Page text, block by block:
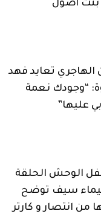
بنت أصول"
تعايد فهد
“وجودك نعمة
عليها”
الوحش الحلقة
سيف توضح
من انتصار و كارتر